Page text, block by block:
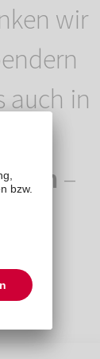
wir
auch in
–